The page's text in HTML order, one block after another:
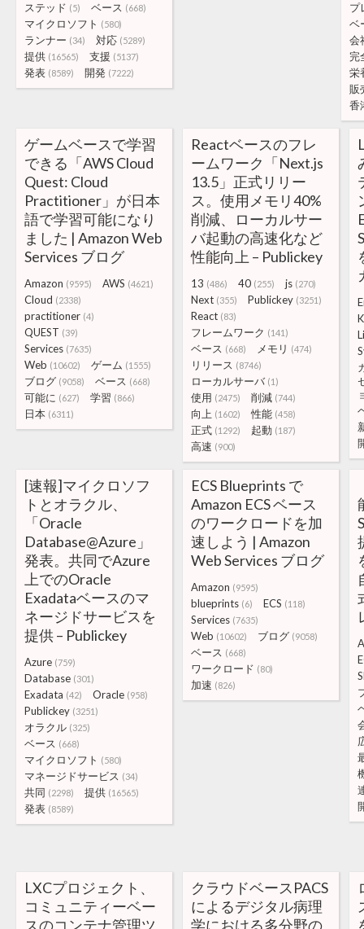
ステッド (5) ベース (668)
マイクロソフト (580)
ランナー (34) 対応 (5289)
提供 (16565) 支援 (5137)
発表 (8589) 開発 (7222)
プ
ベ
会
完
栄
販
香
ゲームベースで学習
できる「AWS Cloud
Quest: Cloud
Practitioner」が日本
語で学習可能になり
ました | Amazon Web
Services ブログ
Amazon (9595) AWS (4621)
Cloud (2338)
practitioner (4)
QUEST (39)
Services (7635)
Web (10602) ゲーム (1555)
ブログ (9058) ベース (668)
可能に (627) 学習 (866)
日本 (6311)
Reactベースのフレ
ームワーク「Next.js
13.5」正式リリー
ス。使用メモリ40%
削減、ローカルサー
バ起動の高速化など
性能向上 – Publickey
13 (486) 40 (255) js (270)
Next (355) Publickey (3251)
React (83)
フレームワーク (141)
ベース (668) メモリ (474)
リリース (8746)
ローカルサーバ (1)
使用 (2475) 削減 (744)
向上 (1602) 性能 (458)
正式 (1292) 起動 (187)
高速 (900)
[速報]マイクロソフ
トとオラクル、
「Oracle
Database@Azure」
発表。共同でAzure
上でのOracle
Exadataベースのマ
ネージドサービスを
提供 – Publickey
Azure (759)
Database (301)
Exadata (42) Oracle (958)
Publickey (3251)
オラクル (325)
ベース (668)
マイクロソフト (580)
マネージドサービス (34)
共同 (2298) 提供 (16565)
発表 (8589)
ECS Blueprints で
Amazon ECS ベース
のワークロードを加
速しよう | Amazon
Web Services ブログ
Amazon (9595)
blueprints (6) ECS (118)
Services (7635)
Web (10602) ブログ (9058)
ベース (668)
ワークロード (80)
加速 (826)
LXCプロジェクト、
コミュニティーベー
スのコンテナ管理ツ
クラウドベースPACS
によるデジタル病理
学における多分野の